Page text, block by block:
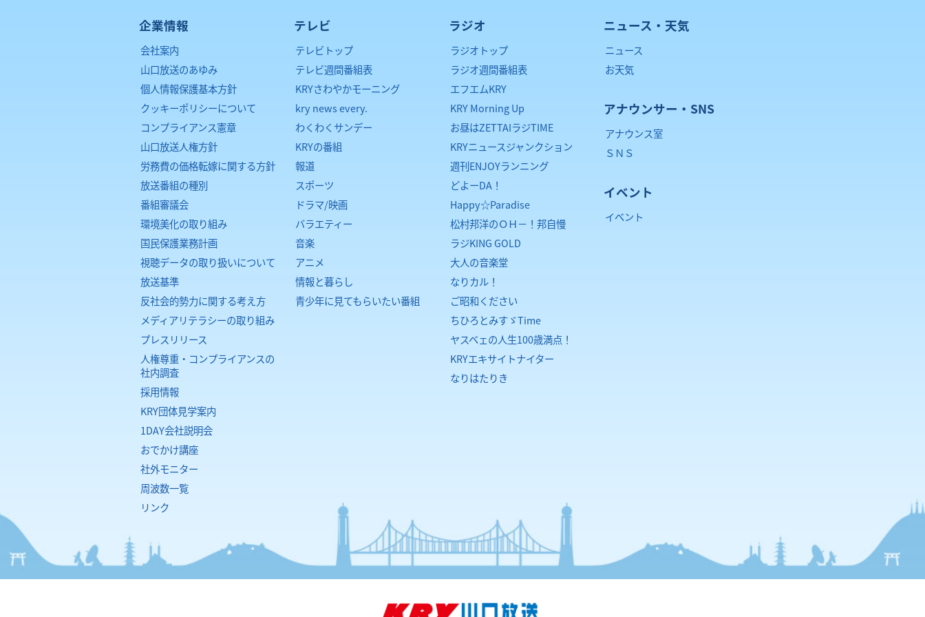
企業情報
会社案内
山口放送のあゆみ
個人情報保護基本方針
クッキーポリシーについて
コンプライアンス憲章
山口放送人権方針
労務費の価格転嫁に関する方針
放送番組の種別
番組審議会
環境美化の取り組み
国民保護業務計画
視聴データの取り扱いについて
放送基準
反社会的勢力に関する考え方
メディアリテラシーの取り組み
プレスリリース
人権尊重・コンプライアンスの
社内調査
採用情報
KRY団体見学案内
1DAY会社説明会
おでかけ講座
社外モニター
周波数一覧
リンク
テレビ
テレビトップ
テレビ週間番組表
KRYさわやかモーニング
kry news every.
わくわくサンデー
KRYの番組
報道
スポーツ
ドラマ/映画
バラエティー
音楽
アニメ
情報と暮らし
青少年に見てもらいたい番組
ラジオ
ラジオトップ
ラジオ週間番組表
エフエムKRY
KRY Morning Up
お昼はZETTAIラジTIME
KRYニュースジャンクション
週刊ENJOYランニング
どよーDA！
Happy☆Paradise
松村邦洋のＯＨ－！邦自慢
ラジKING GOLD
大人の音楽堂
なりカル！
ご昭和ください
ちひろとみすゞTime
ヤスベェの人生100歳満点！
KRYエキサイトナイター
なりはたりき
ニュース・天気
ニュース
お天気
アナウンサー・SNS
アナウンス室
ＳＮＳ
イベント
イベント